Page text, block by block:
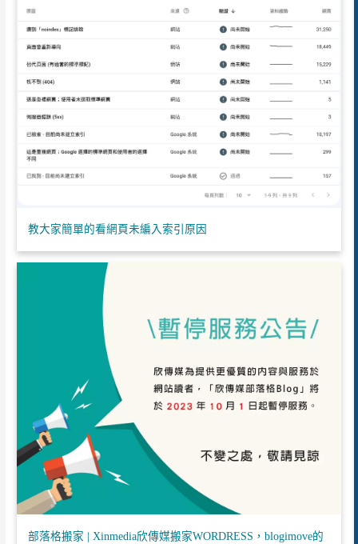
教大家簡單的看網頁未編入索引原因
部落格搬家 | Xinmedia欣傳媒搬家WORDRESS，blogimove的